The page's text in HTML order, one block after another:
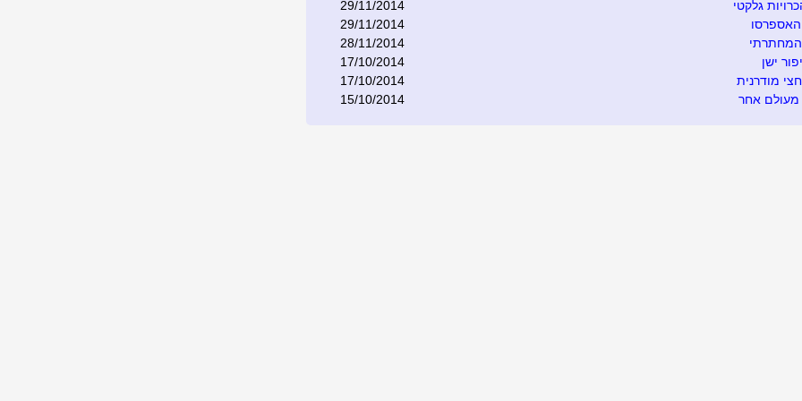
גלקטי
29/11/2014
האספרסו
29/11/2014
28/11/2014
ישן
17/10/2014
מודרנית
17/10/2014
אחר
15/10/2014